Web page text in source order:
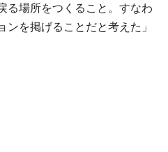
る場所をつくること。すなわ
を掲げることだと考えた」